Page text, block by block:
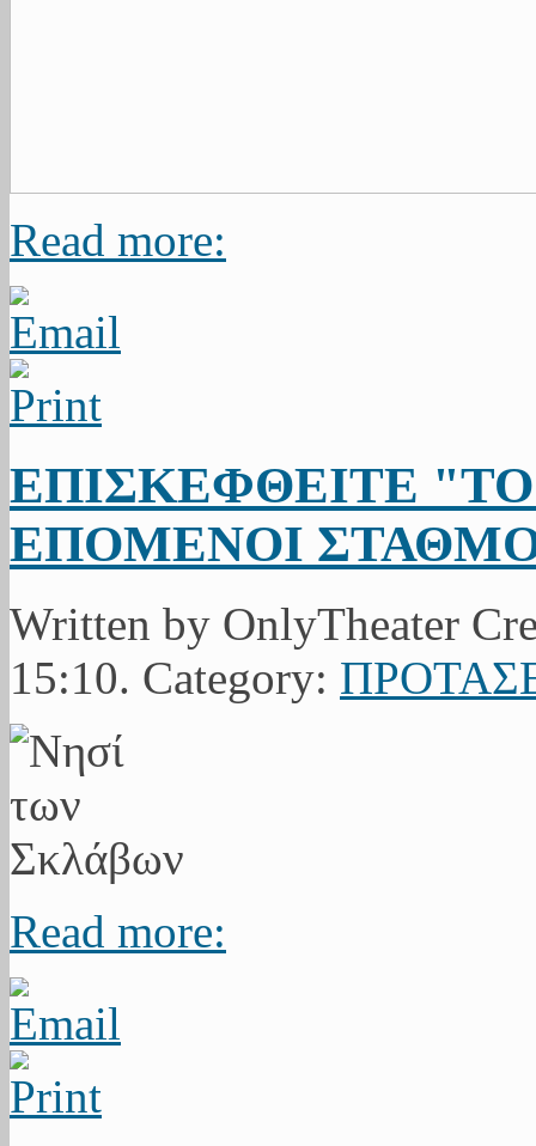
Read more:
ΕΠΙΣΚΕΦΘΕΙΤΕ
ΕΠΟΜΕΝΟΙ
Written by OnlyTheater
15:10. Category:
Read more: